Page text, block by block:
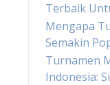
Terbaik
Mengapa
Semakin
Turnamen
Indonesia: